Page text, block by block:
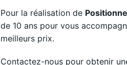
Pour la réalisation de
de 10 ans pour vous
meilleurs prix.
Contactez-nous pour obtenir